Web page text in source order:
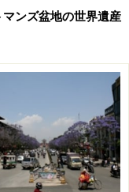
、カトマンズに比
ンズ盆地の世界遺産